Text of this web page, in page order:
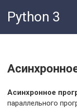
контенту
Python 3
Асинхронное
параллельного